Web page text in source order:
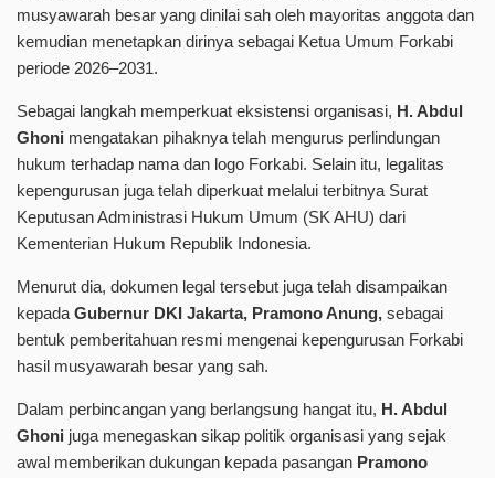
musyawarah besar yang dinilai sah oleh mayoritas anggota dan
kemudian menetapkan dirinya sebagai Ketua Umum Forkabi
periode 2026–2031.
Sebagai langkah memperkuat eksistensi organisasi, H. Abdul
Ghoni mengatakan pihaknya telah mengurus perlindungan
hukum terhadap nama dan logo Forkabi. Selain itu, legalitas
kepengurusan juga telah diperkuat melalui terbitnya Surat
Keputusan Administrasi Hukum Umum (SK AHU) dari
Kementerian Hukum Republik Indonesia.
Menurut dia, dokumen legal tersebut juga telah disampaikan
kepadaGubernur DKI Jakarta, Pramono Anung, sebagai
bentuk pemberitahuan resmi mengenai kepengurusan Forkabi
hasil musyawarah besar yang sah.
Dalam perbincangan yang berlangsung hangat itu, H. Abdul
Ghoni juga menegaskan sikap politik organisasi yang sejak
awal memberikan dukungan kepada pasangan Pramono